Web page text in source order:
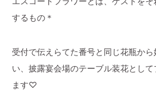
するもの＊
受付で伝えらてた番号と同じ花瓶か
い、披露宴会場のテーブル装花とし
ます♡